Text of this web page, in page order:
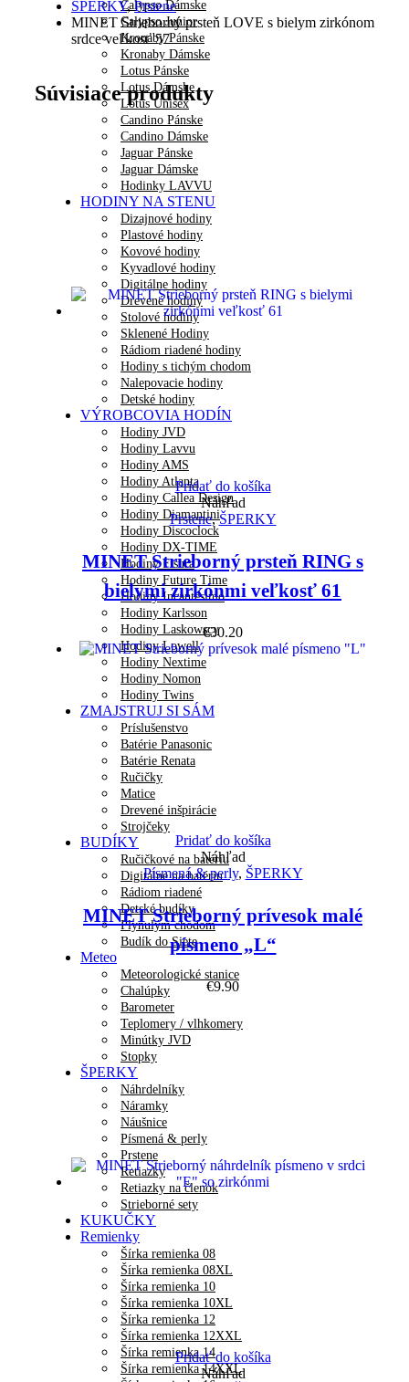
Calypso Dámske
Calypso Junior
Kronaby Pánske
Kronaby Dámske
Lotus Pánske
Lotus Dámske
Lotus Unisex
Candino Pánske
Candino Dámske
Jaguar Pánske
Jaguar Dámske
Hodinky LAVVU
HODINY NA STENU
Dizajnové hodiny
Plastové hodiny
Kovové hodiny
Kyvadlové hodiny
Digitálne hodiny
Drevené hodiny
Stolové hodiny
Sklenené Hodiny
Rádiom riadené hodiny
Hodiny s tichým chodom
Nalepovacie hodiny
Detské hodiny
VÝROBCOVIA HODÍN
Hodiny JVD
Hodiny Lavvu
Hodiny AMS
Hodiny Atlanta
Hodiny Callea Design
Hodiny Diamantini
Hodiny Discoclock
Hodiny DX-TIME
Hodiny Fisura
Hodiny Future Time
Hodiny Incantesimo
Hodiny Karlsson
Hodiny Laskowscy
Hodiny Lowell
Hodiny Nextime
Hodiny Nomon
Hodiny Twins
ZMAJSTRUJ SI SÁM
Príslušenstvo
Batérie Panasonic
Batérie Renata
Ručičky
Matice
Drevené inšpirácie
Strojčeky
BUDÍKY
Ručičkové na batériu
Digitálne na batériu
Rádiom riadené
Detské budíky
Plynulým chodom
Budík do Siete
Meteo
Meteorologické stanice
Chalúpky
Barometer
Teplomery / vlhkomery
Minútky JVD
Stopky
ŠPERKY
Náhrdelníky
Náramky
Náušnice
Písmená & perly
Prstene
Retiazky
Retiazky na členok
Strieborné sety
KUKUČKY
Remienky
Šírka remienka 08
Šírka remienka 08XL
Šírka remienka 10
Šírka remienka 10XL
Šírka remienka 12
Šírka remienka 12XXL
Šírka remienka 14
Šírka remienka 14XXL
ŠPERKY,Prstene
MINET Strieborný prsteň LOVE s bielym zirkónom
srdce veľkosť 57
Súvisiace produkty
Pridať do košíka
Náhľad
Prstene,ŠPERKY
MINET Strieborný prsteň RING s
bielymi zirkónmi veľkosť 61
€30.20
Pridať do košíka
Náhľad
Písmená & perly, ŠPERKY
MINET Strieborný prívesok malé
písmeno „L“
€9.90
Pridať do košíka
Náhľad